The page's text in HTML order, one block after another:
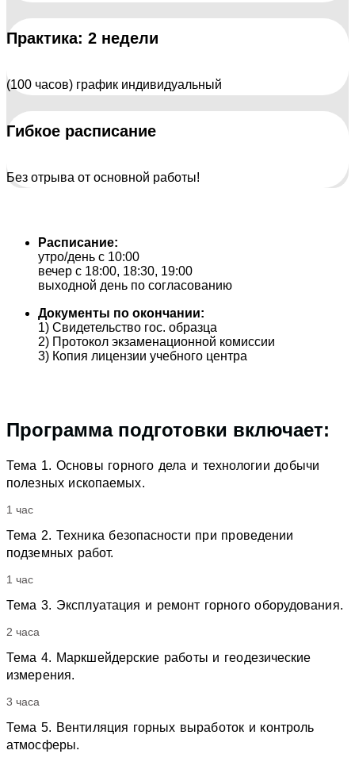
Практика: 2 недели
(100 часов) график индивидуальный
Гибкое расписание
Без отрыва от основной работы!
Расписание:
утро/день с 10:00
вечер с 18:00, 18:30, 19:00
выходной день по согласованию
Документы по окончании:
1) Свидетельство гос. образца
2) Протокол экзаменационной комиссии
3) Копия лицензии учебного центра
Программа подготовки включает:
Тема 1. Основы горного дела и технологии добычи
полезных ископаемых.
1 час
Тема 2. Техника безопасности при проведении
подземных работ.
1 час
Тема 3. Эксплуатация и ремонт горного оборудования.
2 часа
Тема 4. Маркшейдерские работы и геодезические
измерения.
3 часа
Тема 5. Вентиляция горных выработок и контроль
атмосферы.